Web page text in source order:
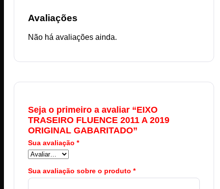
Avaliações
Não há avaliações ainda.
Seja o primeiro a avaliar “EIXO
TRASEIRO FLUENCE 2011 A 2019
ORIGINAL GABARITADO”
Sua avaliação *
Sua avaliação sobre o produto *